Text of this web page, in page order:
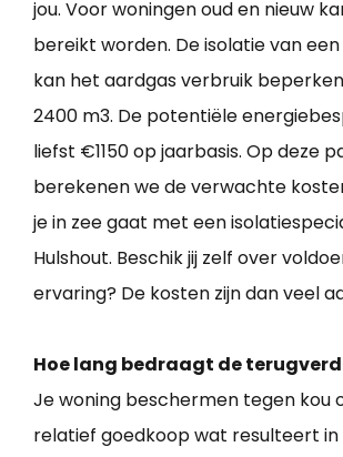
jou. Voor woningen oud en nieuw
bereikt worden. De isolatie van
kan het aardgas verbruik
2400 m3. De potentiële
liefst €1150 op jaarbasis. Op deze
berekenen we de verwachte
je in zee gaat met een
Hulshout. Beschik jij zelf over
ervaring? De kosten zijn dan veel
Hoe lang bedraagt de
Je woning beschermen tegen kou
relatief goedkoop wat resulteert in